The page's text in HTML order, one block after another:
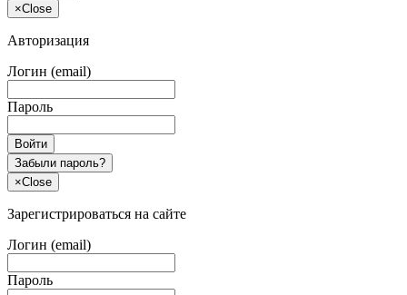
×Close
Авторизация
Логин (email)
Пароль
Войти
Забыли пароль?
×Close
Зарегистрироваться на сайте
Логин (email)
Пароль